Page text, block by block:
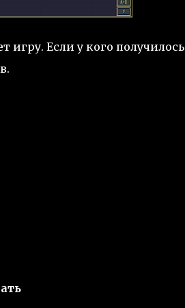
игру. Если у кого получилось